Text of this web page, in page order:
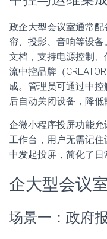
政企大型会议室通常
帘、投影、音响等设
文档，支持电源控制
流中控品牌（
成。管理员可通过中
后自动关闭设备，降低
企微小程序投屏功能
工作台，用户无需记
中发起投屏，简化了日
企大型会议
场景一：政府